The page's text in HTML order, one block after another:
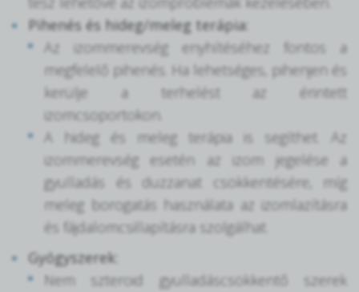
Pihenés és hideg/meleg terápia:
Az izommerevség enyhítéséhez fontos a
megfelelő pihenés. Ha lehetséges, pihenjen és
kerülje a terhelést az érintett
izomcsoportokon.
A hideg és meleg terápia is segíthet. Az
izommerevség esetén az izom jegelése a
gyulladás és duzzanat csökkentésére, míg
meleg borogatás használata az izomlazításra
és fájdalomcsillapításra szolgálhat.
Gyógyszerek:
Nem szteroid gyulladáscsökkentő szerek